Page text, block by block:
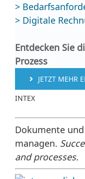
>
> Digitale
Entdecken Sie
Prozess
JETZT MEHR
INTEX
Dokumente
managen.
and processes.